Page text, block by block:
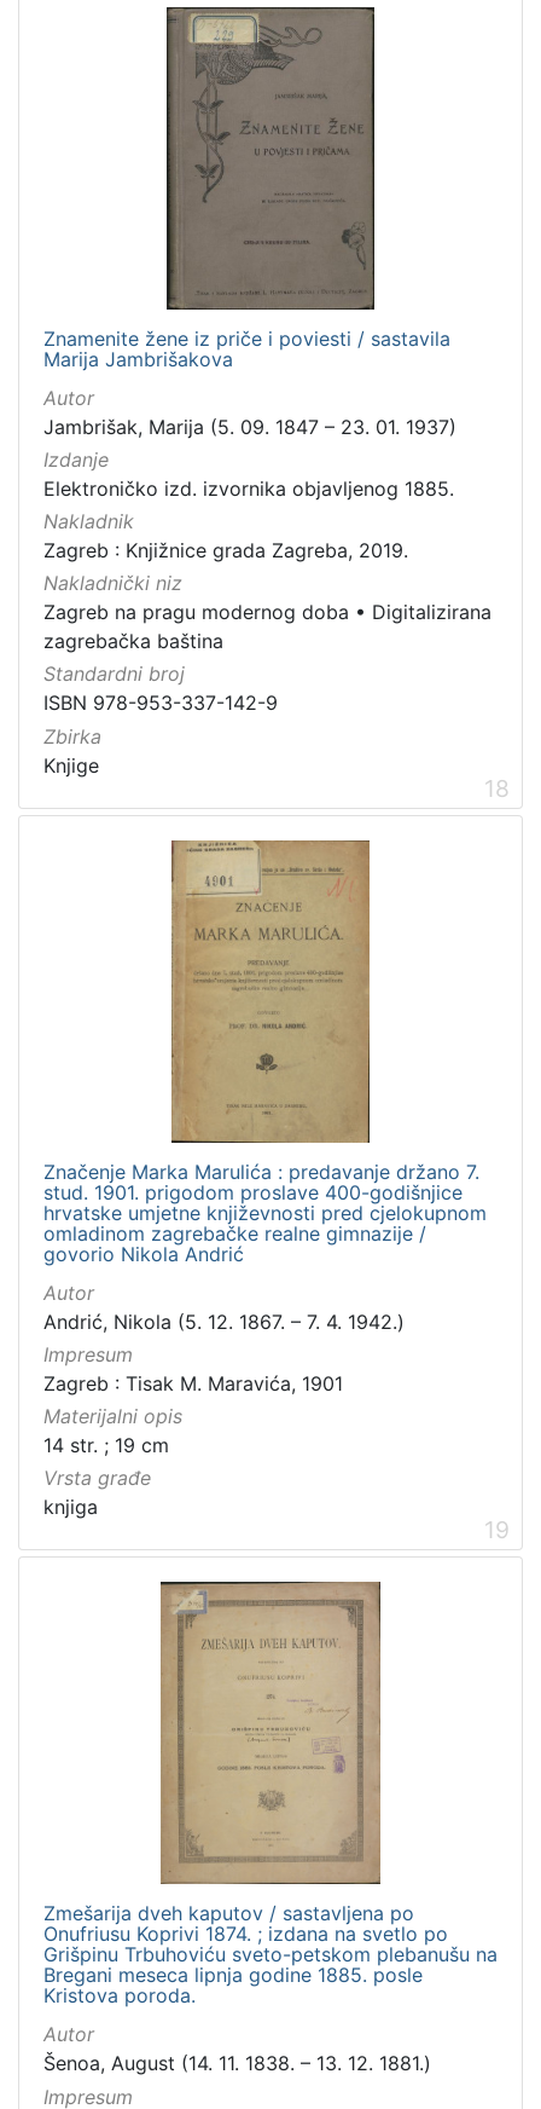
Znamenite žene iz priče i poviesti / sastavila
Marija Jambrišakova
Autor
Jambrišak, Marija (5. 09. 1847 – 23. 01. 1937)
Izdanje
Elektroničko izd. izvornika objavljenog 1885.
Nakladnik
Zagreb : Knjižnice grada Zagreba, 2019.
Nakladnički niz
Zagreb na pragu modernog doba • Digitalizirana
zagrebačka baština
Standardni broj
ISBN 978-953-337-142-9
Zbirka
Knjige
18
Značenje Marka Marulića : predavanje držano 7.
stud. 1901. prigodom proslave 400-godišnjice
hrvatske umjetne književnosti pred cjelokupnom
omladinom zagrebačke realne gimnazije /
govorio Nikola Andrić
Autor
Andrić, Nikola (5. 12. 1867. – 7. 4. 1942.)
Impresum
Zagreb : Tisak M. Maravića, 1901
Materijalni opis
14 str. ; 19 cm
Vrsta građe
knjiga
19
Zmešarija dveh kaputov / sastavljena po
Onufriusu Koprivi 1874. ; izdana na svetlo po
Grišpinu Trbuhoviću sveto-petskom plebanušu na
Bregani meseca lipnja godine 1885. posle
Kristova poroda.
Autor
Šenoa, August (14. 11. 1838. – 13. 12. 1881.)
Impresum